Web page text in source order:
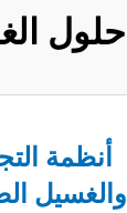
حلول
أنظمة
والغسيل